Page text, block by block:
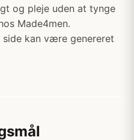
og pleje uden at tynge
Made4men.
kan være genereret